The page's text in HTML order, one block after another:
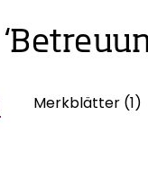
Merkblätter (1)